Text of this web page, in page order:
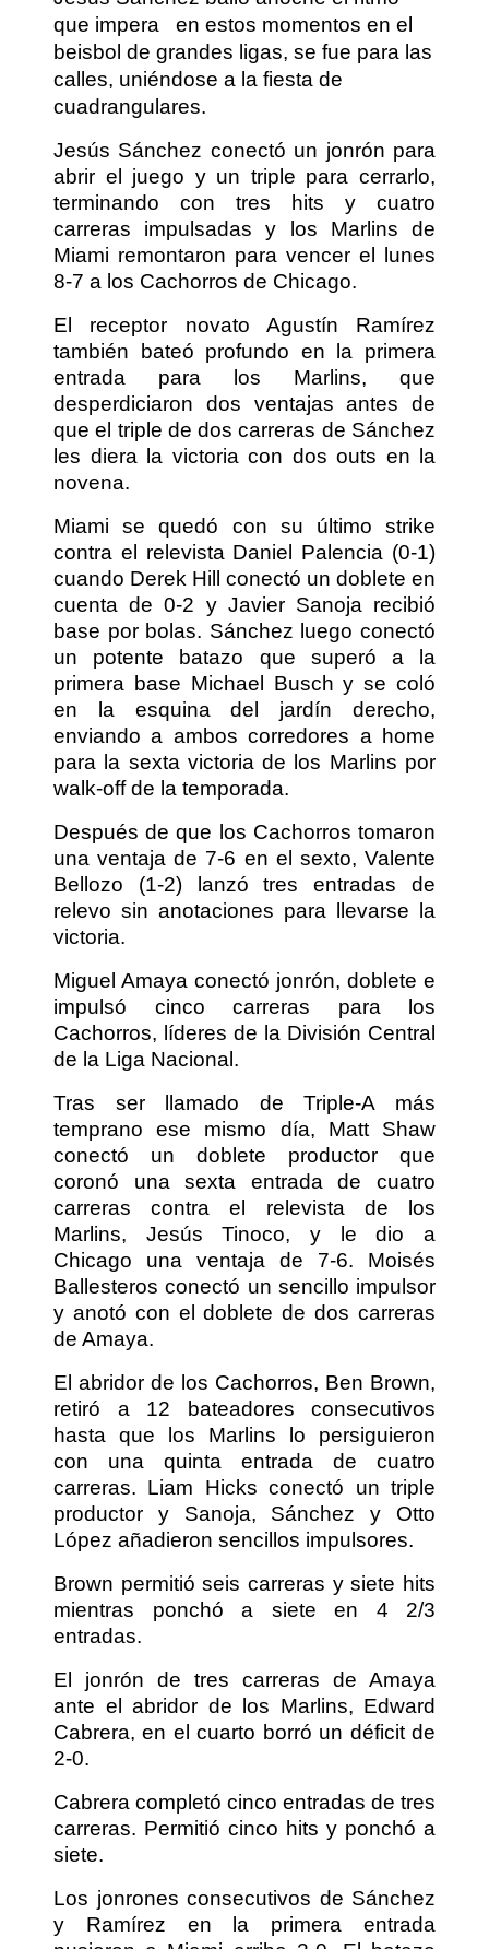
que impera
en estos momentos en el
beisbol de grandes ligas, se fue para las
calles, uniéndose a la fiesta de
cuadrangulares.
Jesús Sánchez conectó un jonrón para
abrir el juego y un triple para cerrarlo,
terminando con tres hits y cuatro
carreras impulsadas y los Marlins de
Miami remontaron para vencer el lunes
8-7 a los Cachorros de Chicago.
El receptor novato Agustín Ramírez
también bateó profundo en la primera
entrada para los Marlins, que
desperdiciaron dos ventajas antes de
que el triple de dos carreras de Sánchez
les diera la victoria con dos outs en la
novena.
Miami se quedó con su último strike
contra el relevista Daniel Palencia (0-1)
cuando Derek Hill conectó un doblete en
cuenta de 0-2 y Javier Sanoja recibió
base por bolas. Sánchez luego conectó
un potente batazo que superó a la
primera base Michael Busch y se coló
en la esquina del jardín derecho,
enviando a ambos corredores a home
para la sexta victoria de los Marlins por
walk-off de la temporada.
Después de que los Cachorros tomaron
una ventaja de 7-6 en el sexto, Valente
Bellozo (1-2) lanzó tres entradas de
relevo sin anotaciones para llevarse la
victoria.
Miguel Amaya conectó jonrón, doblete e
impulsó cinco carreras para los
Cachorros, líderes de la División Central
de la Liga Nacional.
Tras ser llamado de Triple-A más
temprano ese mismo día, Matt Shaw
conectó un doblete productor que
coronó una sexta entrada de cuatro
carreras contra el relevista de los
Marlins, Jesús Tinoco, y le dio a
Chicago una ventaja de 7-6. Moisés
Ballesteros conectó un sencillo impulsor
y anotó con el doblete de dos carreras
de Amaya.
El abridor de los Cachorros, Ben Brown,
retiró a 12 bateadores consecutivos
hasta que los Marlins lo persiguieron
con una quinta entrada de cuatro
carreras. Liam Hicks conectó un triple
productor y Sanoja, Sánchez y Otto
López añadieron sencillos impulsores.
Brown permitió seis carreras y siete hits
mientras ponchó a siete en 4 2/3
entradas.
El jonrón de tres carreras de Amaya
ante el abridor de los Marlins, Edward
Cabrera, en el cuarto borró un déficit de
2-0.
Cabrera completó cinco entradas de tres
carreras. Permitió cinco hits y ponchó a
siete.
Los jonrones consecutivos de Sánchez
y Ramírez en la primera entrada